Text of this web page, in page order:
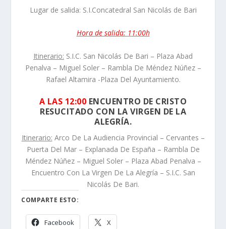
Lugar de salida: S.I.Concatedral San Nicolás de Bari
Hora de salida: 11:00h
Itinerario: S.I.C. San Nicolás De Bari – Plaza Abad
Penalva – Miguel Soler – Rambla De Méndez Núñez –
Rafael Altamira -Plaza Del Ayuntamiento.
A LAS 12:00 ENCUENTRO DE CRISTO
RESUCITADO CON LA VIRGEN DE LA
ALEGRÍA.
Itinerario: Arco De La Audiencia Provincial – Cervantes –
Puerta Del Mar – Explanada De España – Rambla De
Méndez Núñez – Miguel Soler – Plaza Abad Penalva –
Encuentro Con La Virgen De La Alegría – S.I.C. San
Nicolás De Bari.
COMPARTE ESTO:
Facebook X